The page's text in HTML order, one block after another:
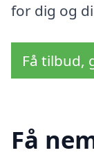
for dig og
Få tilbud,
Få